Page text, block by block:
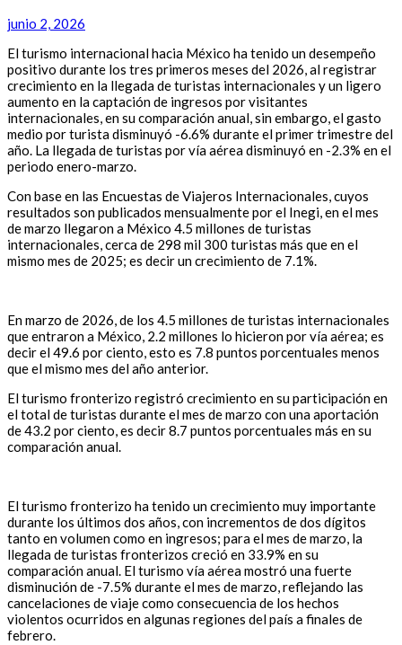
junio 2, 2026
El turismo internacional hacia México ha tenido un desempeño
positivo durante los tres primeros meses del 2026, al registrar
crecimiento en la llegada de turistas internacionales y un ligero
aumento en la captación de ingresos por visitantes
internacionales, en su comparación anual, sin embargo, el gasto
medio por turista disminuyó -6.6% durante el primer trimestre del
año. La llegada de turistas por vía aérea disminuyó en -2.3% en el
periodo enero-marzo.
Con base en las Encuestas de Viajeros Internacionales, cuyos
resultados son publicados mensualmente por el Inegi, en el mes
de marzo llegaron a México 4.5 millones de turistas
internacionales, cerca de 298 mil 300 turistas más que en el
mismo mes de 2025; es decir un crecimiento de 7.1%.
En marzo de 2026, de los 4.5 millones de turistas internacionales
que entraron a México, 2.2 millones lo hicieron por vía aérea; es
decir el 49.6 por ciento, esto es 7.8 puntos porcentuales menos
que el mismo mes del año anterior.
El turismo fronterizo registró crecimiento en su participación en
el total de turistas durante el mes de marzo con una aportación
de 43.2 por ciento, es decir 8.7 puntos porcentuales más en su
comparación anual.
El turismo fronterizo ha tenido un crecimiento muy importante
durante los últimos dos años, con incrementos de dos dígitos
tanto en volumen como en ingresos; para el mes de marzo, la
llegada de turistas fronterizos creció en 33.9% en su
comparación anual. El turismo vía aérea mostró una fuerte
disminución de -7.5% durante el mes de marzo, reflejando las
cancelaciones de viaje como consecuencia de los hechos
violentos ocurridos en algunas regiones del país a finales de
febrero.